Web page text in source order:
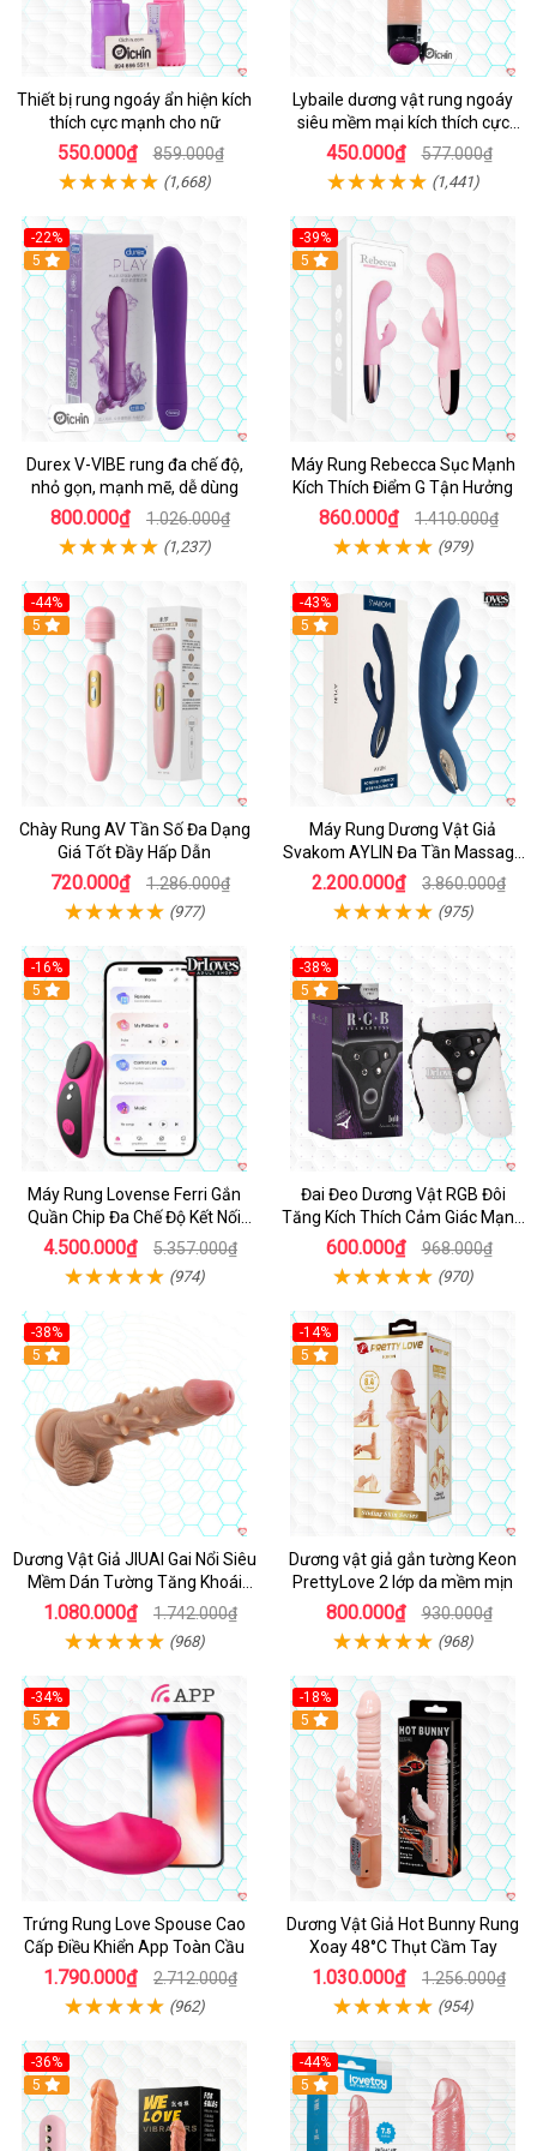
Thiết bị rung ngoáy ẩn hiện kích
thích cực mạnh cho nữ
550.000₫ 859.000₫
(1,668)
Lybaile dương vật rung ngoáy
siêu mềm mại kích thích cực
mạnh
450.000₫ 577.000₫
(1,441)
-22%
Hot
5
Durex V-VIBE rung đa chế độ,
nhỏ gọn, mạnh mẽ, dễ dùng
800.000₫ 1.026.000₫
(1,237)
-39%
Hot
5
Máy Rung Rebecca Sục Mạnh
Kích Thích Điểm G Tận Hưởng
860.000₫ 1.410.000₫
(979)
-44%
Hot
5
Chày Rung AV Tần Số Đa Dạng
Giá Tốt Đầy Hấp Dẫn
720.000₫ 1.286.000₫
(977)
-43%
Hot
5
Máy Rung Dương Vật Giả
Svakom AYLIN Đa Tần Massage
Sướng
2.200.000₫ 3.860.000₫
(975)
-16%
Hot
5
Máy Rung Lovense Ferri Gắn
Quần Chip Đa Chế Độ Kết Nối
App
4.500.000₫ 5.357.000₫
(974)
-38%
Hot
5
Đai Đeo Dương Vật RGB Đôi
Tăng Kích Thích Cảm Giác Mạnh
Mẽ
600.000₫ 968.000₫
(970)
-38%
5
Dương Vật Giả JIUAI Gai Nổi Siêu
Mềm Dán Tường Tăng Khoái
Cảm
1.080.000₫ 1.742.000₫
(968)
-14%
5
Dương vật giả gắn tường Keon
PrettyLove 2 lớp da mềm mịn
800.000₫ 930.000₫
(968)
-34%
5
Trứng Rung Love Spouse Cao
Cấp Điều Khiển App Toàn Cầu
1.790.000₫ 2.712.000₫
(962)
-18%
Hot
5
Dương Vật Giả Hot Bunny Rung
Xoay 48°C Thụt Cầm Tay
1.030.000₫ 1.256.000₫
(954)
-36%
5
-44%
Hot
5